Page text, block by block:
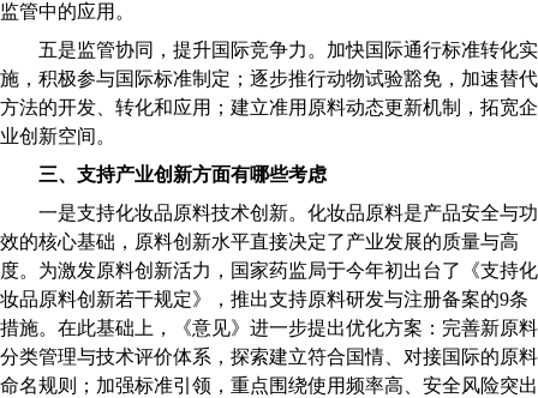
监管中的应用。
五是监管协同，提升国际竞争力。加快国际通行标准转化实
施，积极参与国际标准制定；逐步推行动物试验豁免，加速替代
方法的开发、转化和应用；建立准用原料动态更新机制，拓宽企
业创新空间。
三、支持产业创新方面有哪些考虑
一是支持化妆品原料技术创新。化妆品原料是产品安全与功
效的核心基础，原料创新水平直接决定了产业发展的质量与高
度。为激发原料创新活力，国家药监局于今年初出台了《支持化
妆品原料创新若干规定》，推出支持原料研发与注册备案的9条
措施。在此基础上，《意见》进一步提出优化方案：完善新原料
分类管理与技术评价体系，探索建立符合国情、对接国际的原料
命名规则；加强标准引领，重点围绕使用频率高、安全风险突出